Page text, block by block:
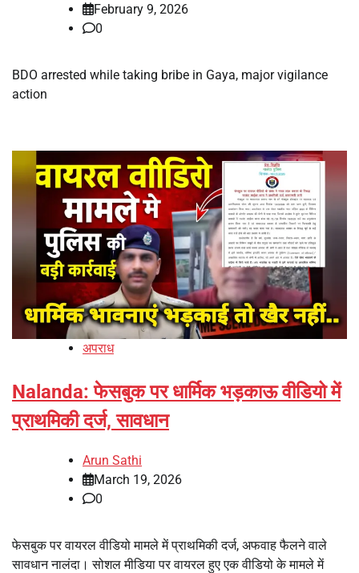
February 9, 2026
0
BDO arrested while taking bribe in Gaya, major vigilance
action
अपराध
Nalanda: फेसबुक पर धार्मिक भड़काऊ वीडियो में
प्राथमिकी दर्ज, सावधान
Arun Sathi
March 19, 2026
0
फेसबुक पर वायरल वीडियो मामले में प्राथमिकी दर्ज, अफवाह फैलने वाले
सावधान नालंदा। सोशल मीडिया पर वायरल हुए एक वीडियो के मामले में